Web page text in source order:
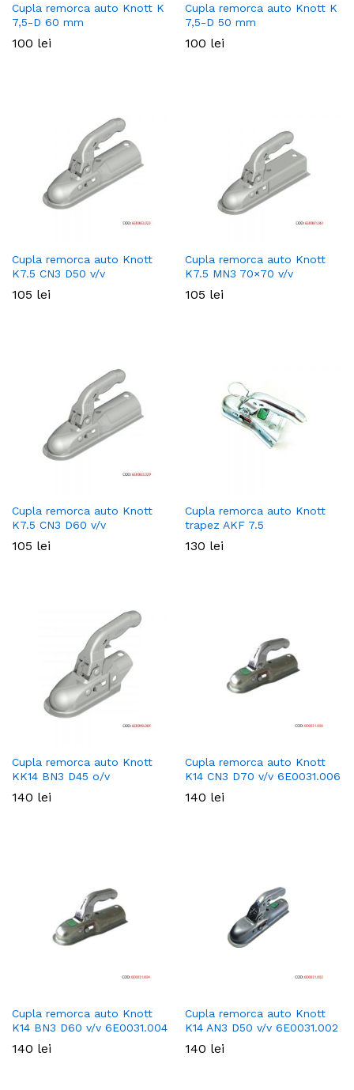
Cupla remorca auto Knott K
7,5-D 60 mm
100 lei
Cupla remorca auto Knott K
7,5-D 50 mm
100 lei
Cupla remorca auto Knott
K7.5 CN3 D50 v/v
105 lei
Cupla remorca auto Knott
K7.5 MN3 70×70 v/v
105 lei
Cupla remorca auto Knott
K7.5 CN3 D60 v/v
105 lei
Cupla remorca auto Knott
trapez AKF 7.5
130 lei
Cupla remorca auto Knott
KK14 BN3 D45 o/v
140 lei
Cupla remorca auto Knott
K14 CN3 D70 v/v 6E0031.006
140 lei
Cupla remorca auto Knott
K14 BN3 D60 v/v 6E0031.004
140 lei
Cupla remorca auto Knott
K14 AN3 D50 v/v 6E0031.002
140 lei